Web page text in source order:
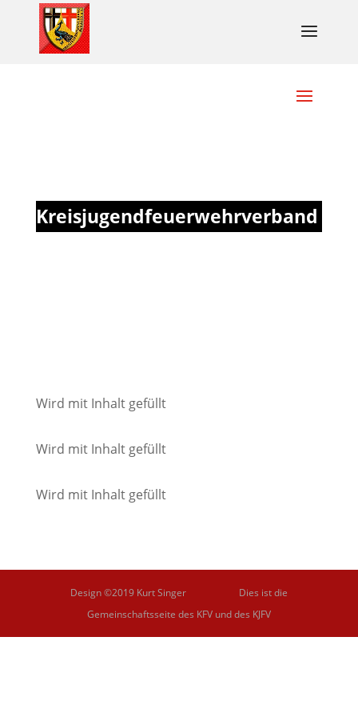
Kreisjugendfeuerwehrverband
Wird mit Inhalt gefüllt
Wird mit Inhalt gefüllt
Wird mit Inhalt gefüllt
Design ©2019 Kurt Singer Dies ist die
Gemeinschaftsseite des KFV und des KJFV